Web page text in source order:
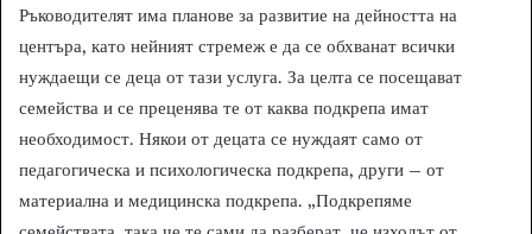
Ръководителят има планове за развитие на дейността на
центъра, като нейният стремеж е да се обхванат всички
нуждаещи се деца от тази услуга. За целта се посещават
семейства и се преценява те от каква подкрепа имат
необходимост. Някои от децата се нуждаят само от
педагогическа и психологическа подкрепа, други – от
материална и медицинска подкрепа. „Подкрепяме